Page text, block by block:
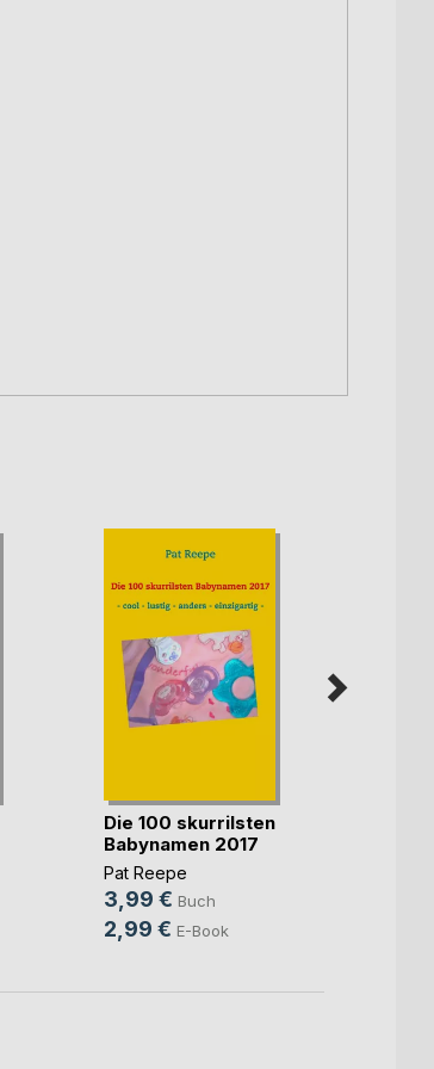
Die 100 skurrilsten
Babynamen 2017
Pat Reepe
3,99 € Buch
2,99 € E-Book